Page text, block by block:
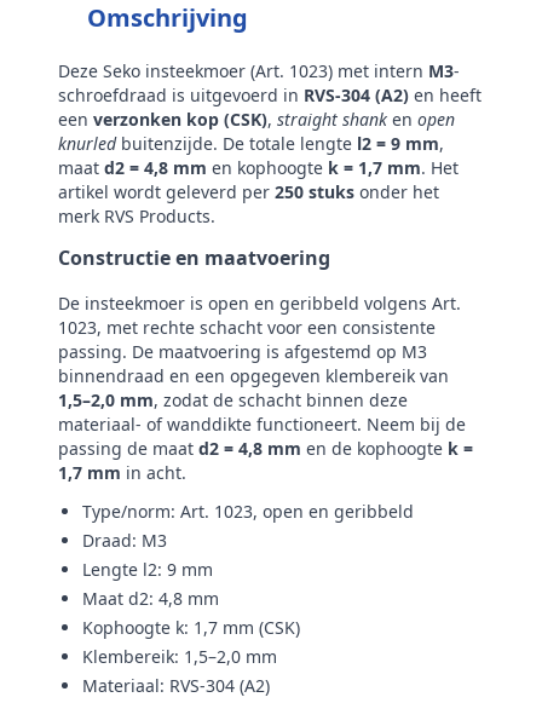
Omschrijving
Deze Seko insteekmoer (Art. 1023) met intern M3-
schroefdraad is uitgevoerd in RVS-304 (A2) en heeft
een verzonken kop (CSK), straight shank en open
knurledbuitenzijde. De totale lengte l2 = 9 mm,
maat d2 = 4,8 mm en kophoogte k = 1,7 mm. Het
artikel wordt geleverd per 250 stuks onder het
merk RVS Products.
Constructie en maatvoering
De insteekmoer is open en geribbeld volgens Art.
1023, met rechte schacht voor een consistente
passing. De maatvoering is afgestemd op M3
binnendraad en een opgegeven klembereik van
1,5–2,0 mm, zodat de schacht binnen deze
materiaal- of wanddikte functioneert. Neem bij de
passing de maat d2 = 4,8 mm en de kophoogte k =
1,7 mm in acht.
Type/norm: Art. 1023, open en geribbeld
Draad: M3
Lengte l2: 9 mm
Maat d2: 4,8 mm
Kophoogte k: 1,7 mm (CSK)
Klembereik: 1,5–2,0 mm
Materiaal: RVS-304 (A2)